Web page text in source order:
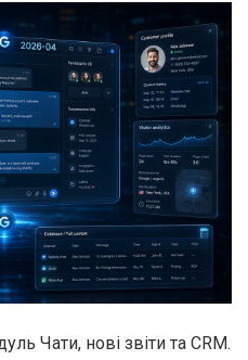
Чати, нові звіти та CRM.